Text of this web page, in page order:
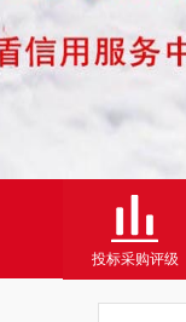
投标采购评级